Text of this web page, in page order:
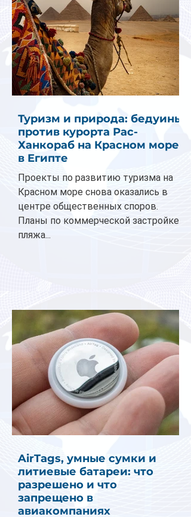
Туризм и природа: бедуины
против курорта Рас-
Ханкораб на Красном море
в Египте
Проекты по развитию туризма на
Красном море снова оказались в
центре общественных споров.
Планы по коммерческой застройке
пляжа...
AirTags, умные сумки и
литиевые батареи: что
разрешено и что
запрещено в
авиакомпаниях